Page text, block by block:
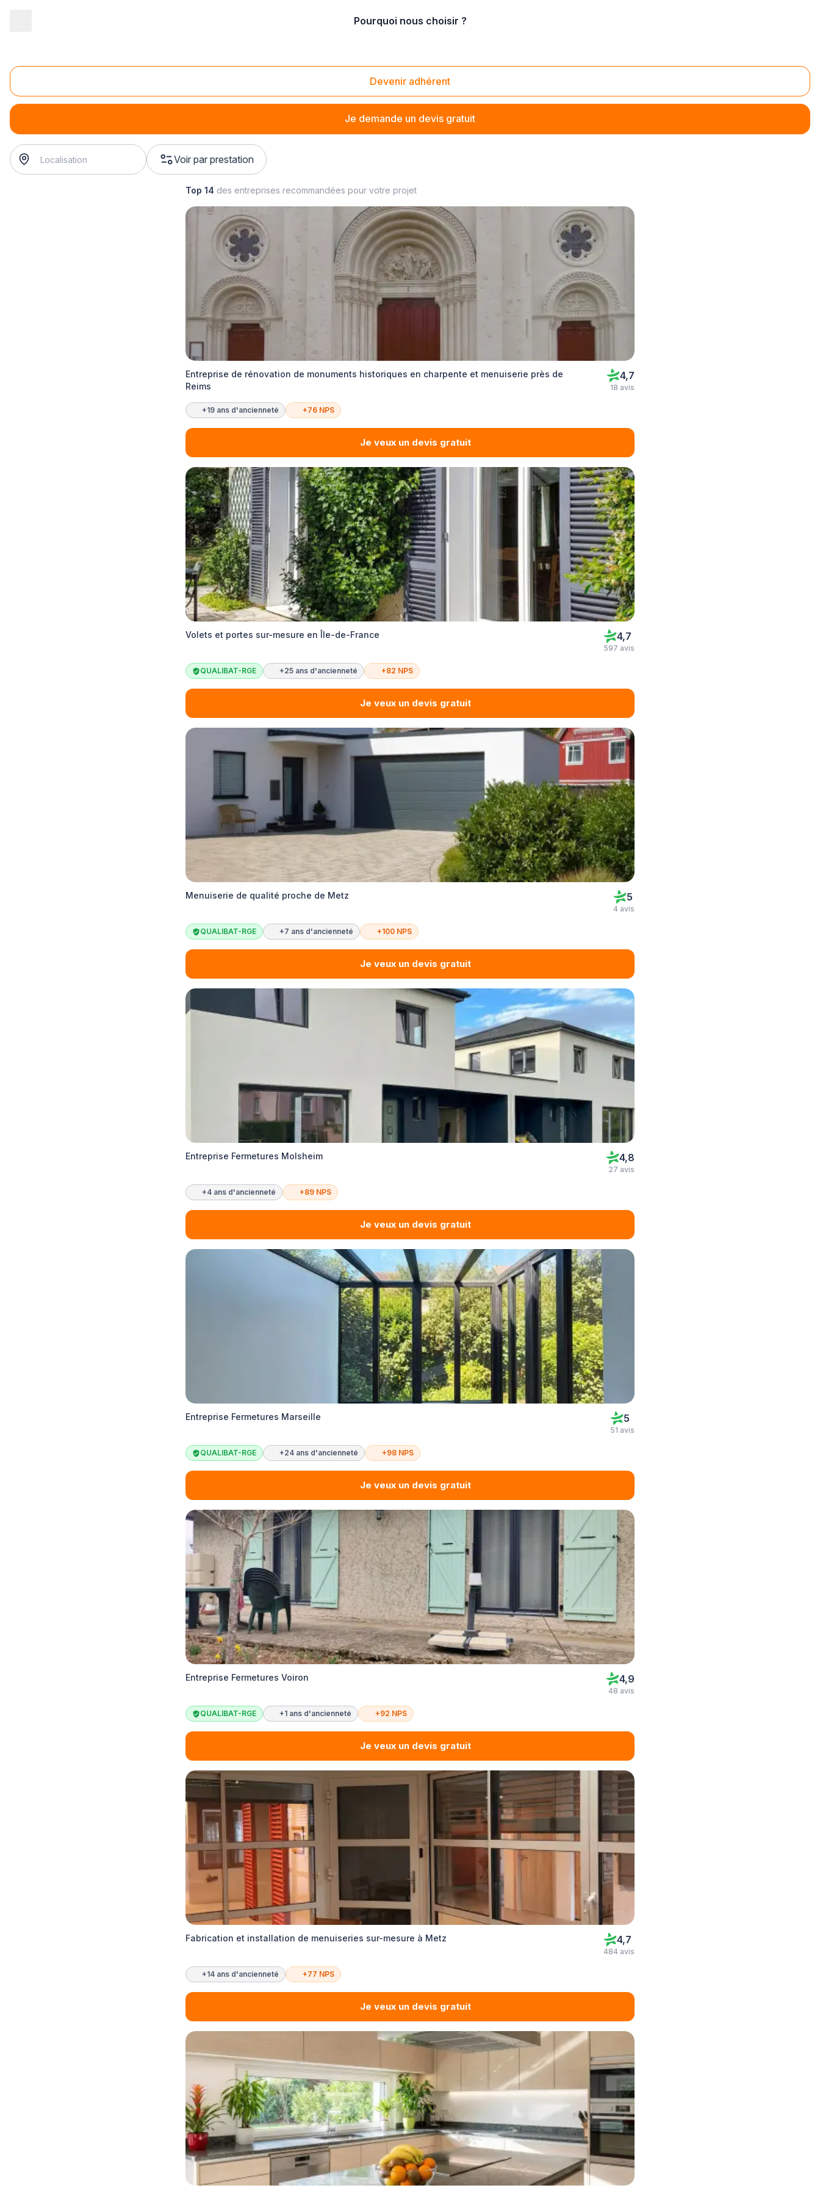
Pourquoi nous choisir ?
Devenir adhérent
Je demande un devis gratuit
Rénovation de fenêtre coulissante
rénovation de fenêtre coulissante
Voir par prestation
Top 14 des entreprises recommandées pour votre projet
Entreprise de rénovation de monuments historiques en charpente et menuiserie près de
Reims
4,7
18 avis
+19 ans d'ancienneté +76 NPS
Je veux un devis gratuit
Volets et portes sur-mesure en Île-de-France 4,7
597 avis
QUALIBAT-RGE +25 ans d'ancienneté +82 NPS
Je veux un devis gratuit
Menuiserie de qualité proche de Metz 5
4 avis
QUALIBAT-RGE +7 ans d'ancienneté +100 NPS
Je veux un devis gratuit
Entreprise Fermetures Molsheim 4,8
27 avis
+4 ans d'ancienneté +89 NPS
Je veux un devis gratuit
Entreprise Fermetures Marseille 5
51 avis
QUALIBAT-RGE +24 ans d'ancienneté +98 NPS
Je veux un devis gratuit
Entreprise Fermetures Voiron 4,9
48 avis
QUALIBAT-RGE +1 ans d'ancienneté +92 NPS
Je veux un devis gratuit
Fabrication et installation de menuiseries sur-mesure à Metz 4,7
484 avis
+14 ans d'ancienneté +77 NPS
Je veux un devis gratuit